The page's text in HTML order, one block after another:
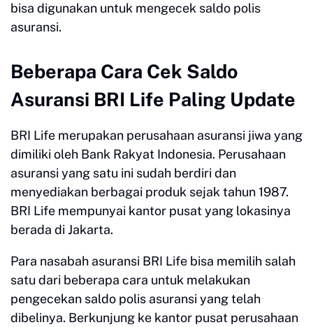
bisa digunakan untuk mengecek saldo polis
asuransi.
Beberapa Cara Cek Saldo
Asuransi BRI Life Paling Update
BRI Life merupakan perusahaan asuransi jiwa yang
dimiliki oleh Bank Rakyat Indonesia. Perusahaan
asuransi yang satu ini sudah berdiri dan
menyediakan berbagai produk sejak tahun 1987.
BRI Life mempunyai kantor pusat yang lokasinya
berada di Jakarta.
Para nasabah asuransi BRI Life bisa memilih salah
satu dari beberapa cara untuk melakukan
pengecekan saldo polis asuransi yang telah
dibelinya. Berkunjung ke kantor pusat perusahaan